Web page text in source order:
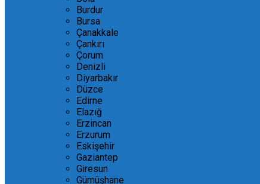
Burdur
Bursa
Çanakkale
Çankırı
Çorum
Denizli
Diyarbakır
Düzce
Edirne
Elazığ
Erzincan
Erzurum
Eskişehir
Gaziantep
Giresun
Gümüşhane